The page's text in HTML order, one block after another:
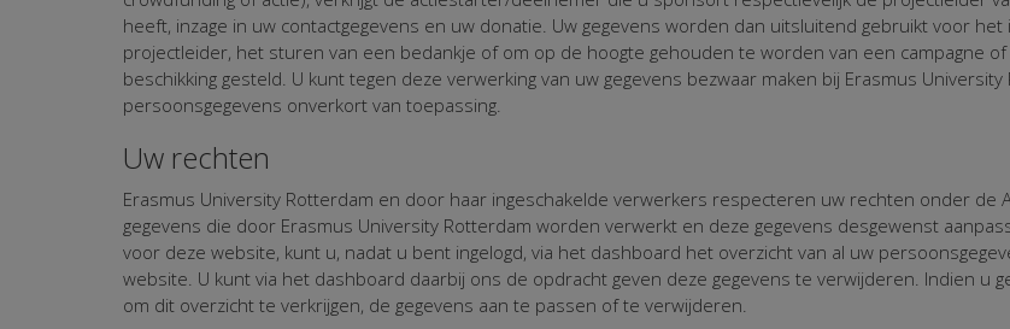
heeft, inzage in uw contactgegevens en uw donatie. Uw gegevens worden dan uitsluitend gebruikt voor
projectleider, het sturen van een bedankje of om op de hoogte gehouden te worden van een campagne
beschikking gesteld. U kunt tegen deze verwerking van uw gegevens bezwaar maken bij Erasmus
persoonsgegevens onverkort van toepassing.
Uw rechten
Erasmus University Rotterdam en door haar ingeschakelde verwerkers respecteren uw rechten onder de
gegevens die door Erasmus University Rotterdam worden verwerkt en deze gegevens desgewenst
voor deze website, kunt u, nadat u bent ingelogd, via het dashboard het overzicht van al uw
website. U kunt via het dashboard daarbij ons de opdracht geven deze gegevens te verwijderen. Indien u
om dit overzicht te verkrijgen, de gegevens aan te passen of te verwijderen.